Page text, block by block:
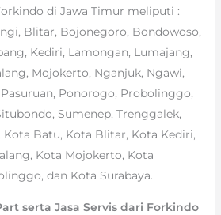
di Jawa Timur meliputi :
Blitar, Bojonegoro, Bondowoso,
Kediri, Lamongan, Lumajang,
Mojokerto, Nganjuk, Ngawi,
Ponorogo, Probolinggo,
Sumenep, Trenggalek,
Batu, Kota Blitar, Kota Kediri,
Kota Mojokerto, Kota
dan Kota Surabaya.
serta Jasa Servis dari Forkindo